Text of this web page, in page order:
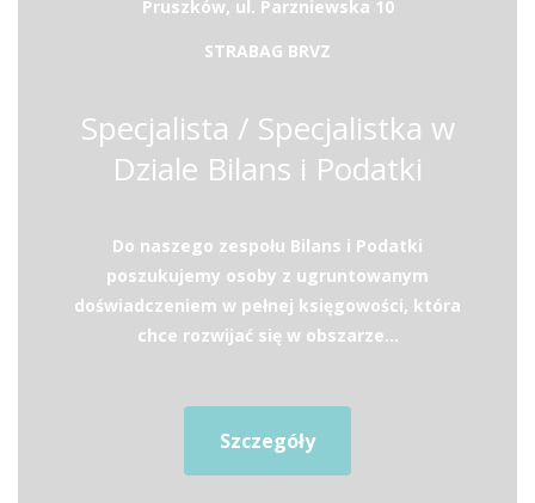
Pruszków, ul. Parzniewska 10
STRABAG BRVZ
Specjalista / Specjalistka w
Dziale Bilans i Podatki
Do naszego zespołu Bilans i Podatki
poszukujemy osoby z ugruntowanym
doświadczeniem w pełnej księgowości, która
chce rozwijać się w obszarze...
Szczegóły